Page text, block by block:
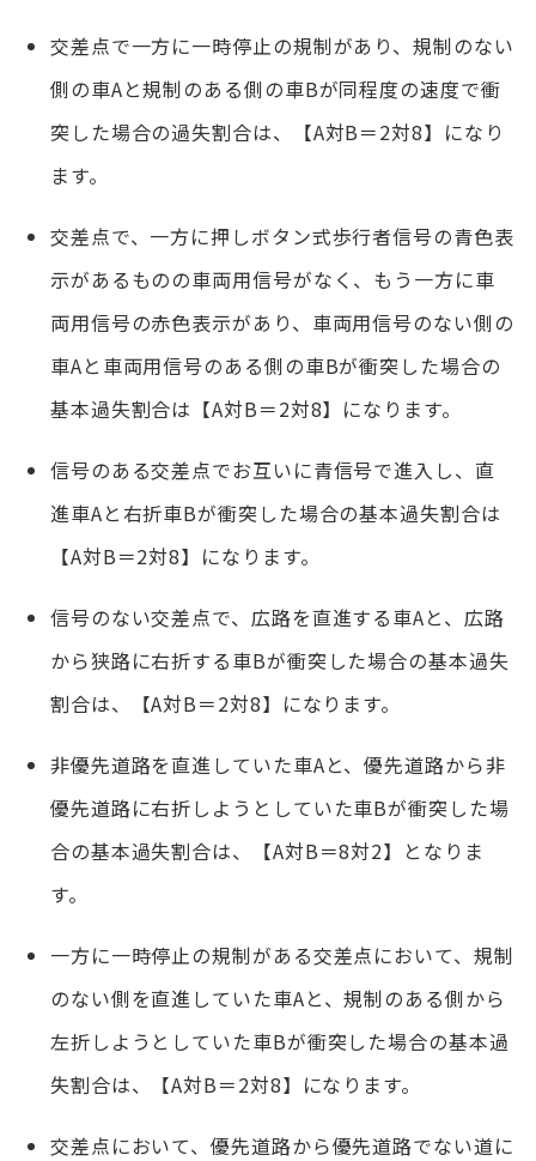
交差点で一方に一時停止の規制があり、規制のない
側の車Aと規制のある側の車Bが同程度の速度で衝
突した場合の過失割合は、【A対B＝2対8】になり
ます。
交差点で、一方に押しボタン式歩行者信号の青色表
示があるものの車両用信号がなく、もう一方に車
両用信号の赤色表示があり、車両用信号のない側の
車Aと車両用信号のある側の車Bが衝突した場合の
基本過失割合は【A対B＝2対8】になります。
信号のある交差点でお互いに青信号で進入し、直
進車Aと右折車Bが衝突した場合の基本過失割合は
【A対B＝2対8】になります。
信号のない交差点で、広路を直進する車Aと、広路
から狭路に右折する車Bが衝突した場合の基本過失
割合は、【A対B＝2対8】になります。
非優先道路を直進していた車Aと、優先道路から非
優先道路に右折しようとしていた車Bが衝突した場
合の基本過失割合は、【A対B＝8対2】となりま
す。
一方に一時停止の規制がある交差点において、規制
のない側を直進していた車Aと、規制のある側から
左折しようとしていた車Bが衝突した場合の基本過
失割合は、【A対B＝2対8】になります。
交差点において、優先道路から優先道路でない道に